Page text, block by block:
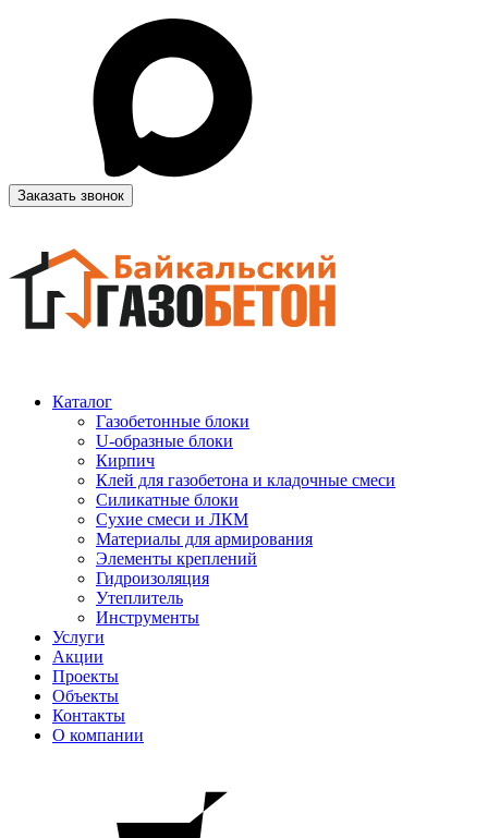
Заказать звонок
Каталог
Газобетонные блоки
U-образные блоки
Кирпич
Клей для газобетона и кладочные смеси
Силикатные блоки
Сухие смеси и ЛКМ
Материалы для армирования
Элементы креплений
Гидроизоляция
Утеплитель
Инструменты
Услуги
Акции
Проекты
Объекты
Контакты
О компании